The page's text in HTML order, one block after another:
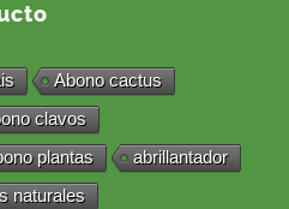
Abono cactus
clavos
plantas
abrillantador
naturales